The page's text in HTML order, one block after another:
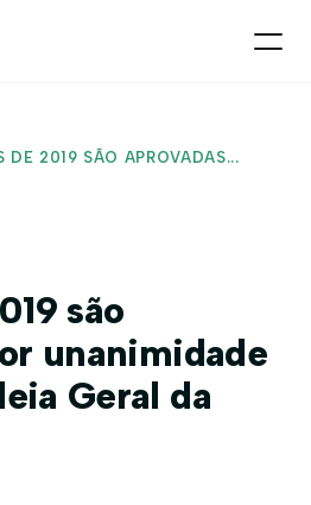
DE 2019 SÃO APROVADAS...
são
unanimidade
Geral da